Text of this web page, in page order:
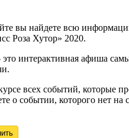
вы найдете всю
Роза Хутор» 2020.
интерактивная афиша
всех событий, которые
о событии, которого нет на